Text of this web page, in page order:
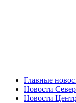
Главные
Новости
Новости